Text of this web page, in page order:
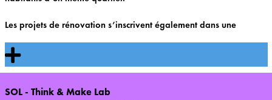
Les projets de rénovation s’inscrivent également dans une
vulnérables, telles que les personnes âgées ou les personnes à
faible revenu.
Enfin, la participation active des habitants aux projets de
SOL - Think & Make Lab